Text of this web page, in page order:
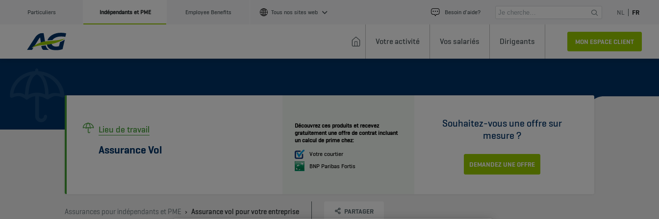
Particuliers Indépendants et PME Employee Benefits Tous nos sites web Besoin d'aide? NL FR
Votre activité Vos salariés Dirigeants MON ESPACE CLIENT
Lieu de travail
Assurance Vol
Découvrez ces produits et recevez
gratuitement une offre de contrat incluant
un calcul de prime chez:
Votre courtier
BNP Paribas Fortis
Souhaitez-vous une offre sur
mesure ?
DEMANDEZ UNE OFFRE
Assurances pour indépendants et PME Assurance vol pour votre entreprise PARTAGER